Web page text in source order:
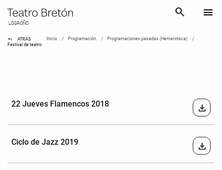
LOGROÑO
search menu
reply ATRÁS Inicio Programación
Programaciones pasadas (Hemeroteca)
Festival de teatro
22 Jueves Flamencos 2018 download
Ciclo de Jazz 2019 download